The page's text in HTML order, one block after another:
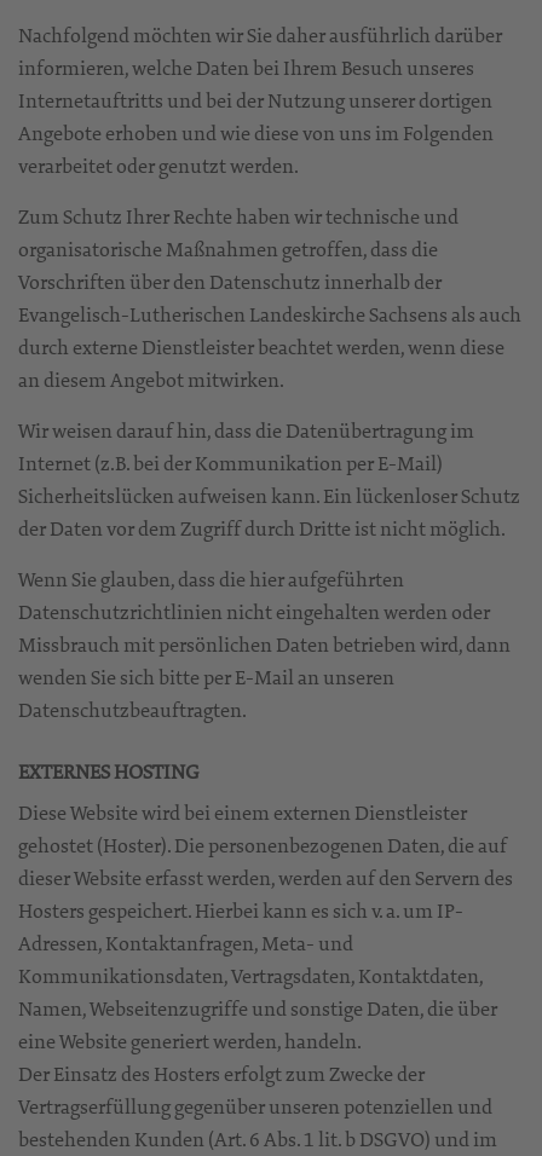
Nachfolgend möchten wir Sie daher ausführlich darüber
informieren, welche Daten bei Ihrem Besuch unseres
Internetauftritts und bei der Nutzung unserer dortigen
Angebote erhoben und wie diese von uns im Folgenden
verarbeitet oder genutzt werden.
Zum Schutz Ihrer Rechte haben wir technische und
organisatorische Maßnahmen getroffen, dass die
Vorschriften über den Datenschutz innerhalb der
Evangelisch-Lutherischen Landeskirche Sachsens als auch
durch externe Dienstleister beachtet werden, wenn diese
an diesem Angebot mitwirken.
Wir weisen darauf hin, dass die Datenübertragung im
Internet (z.B. bei der Kommunikation per E-Mail)
Sicherheitslücken aufweisen kann. Ein lückenloser Schutz
der Daten vor dem Zugriff durch Dritte ist nicht möglich.
Wenn Sie glauben, dass die hier aufgeführten
Datenschutzrichtlinien nicht eingehalten werden oder
Missbrauch mit persönlichen Daten betrieben wird, dann
wenden Sie sich bitte per E-Mail an unseren
Datenschutzbeauftragten.
EXTERNES HOSTING
Diese Website wird bei einem externen Dienstleister
gehostet (Hoster). Die personenbezogenen Daten, die auf
dieser Website erfasst werden, werden auf den Servern des
Hosters gespeichert. Hierbei kann es sich v. a. um IP-
Adressen, Kontaktanfragen, Meta- und
Kommunikationsdaten, Vertragsdaten, Kontaktdaten,
Namen, Webseitenzugriffe und sonstige Daten, die über
eine Website generiert werden, handeln.
Der Einsatz des Hosters erfolgt zum Zwecke der
Vertragserfüllung gegenüber unseren potenziellen und
bestehenden Kunden (Art. 6 Abs. 1 lit. b DSGVO) und im